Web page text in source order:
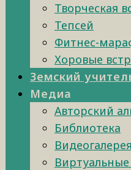
Творческая
Тепсей
Фитнес-
Хоровые
Земский
Медиа
Авторский
Библиотека
Видеогалерея